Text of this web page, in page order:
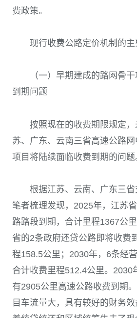
费政策。
现行收费公路定价机制的主
（一）早期建成的路网骨
到期问题
按照现在的收费期限规定
苏、广东、云南三省高速公路
项目将陆续面临收费到期的问题
根据江苏、云南、广东三省
笔者梳理发现，2025年，江苏
路路段到期，合计里程1367公
省的2条政府还贷公路即将收费
程158.5公里；2030年，6条经
合计收费里程512.4公里。2030
有2905公里高速公路收费到期
目车流量大，具有较好的财务